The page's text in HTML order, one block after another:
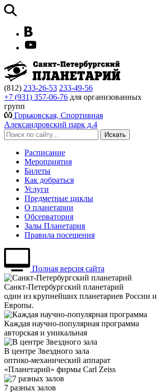
(812) 233-26-53 233-49-56
+7 (931) 357-06-76 для организованных
групп
Горьковская, Спортивная
Александровский парк д.4
Расписание
Мероприятия
Билеты
Как добраться
Услуги
Предметные циклы
О планетарии
Обсерватория
Залы Планетария
Правила посещения
Полная версия сайта
Санкт-Петербургский планетарий
один из крупнейших планетариев России и
Европы.
Каждая научно-популярная программа
авторская и уникальная
В центре Звездного зала
оптико-механический аппарат
«Планетарий» фирмы Carl Zeiss
7 разных залов